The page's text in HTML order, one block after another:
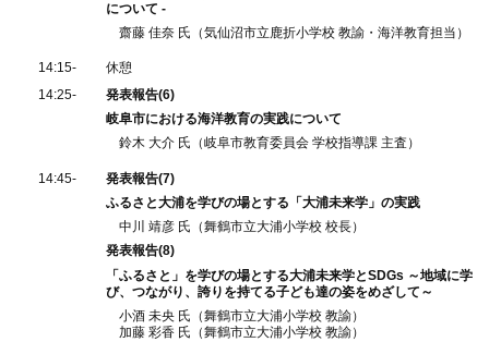
について -
齋藤 佳奈 氏（気仙沼市立鹿折小学校 教諭・海洋教育担当）
14:15-
休憩
14:25-
発表報告(6)
岐阜市における海洋教育の実践について
鈴木 大介 氏（岐阜市教育委員会 学校指導課 主査）
14:45-
発表報告(7)
ふるさと大浦を学びの場とする「大浦未来学」の実践
中川 靖彦 氏（舞鶴市立大浦小学校 校長）
発表報告(8)
「ふるさと」を学びの場とする大浦未来学とSDGs ～地域に学
び、つながり、誇りを持てる子ども達の姿をめざして～
小酒 未央 氏（舞鶴市立大浦小学校 教諭）
加藤 彩香 氏（舞鶴市立大浦小学校 教諭）